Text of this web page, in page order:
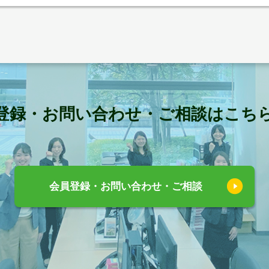
録・お問い合わせ・ご相談はこち
会員登録・お問い合わせ・ご相談